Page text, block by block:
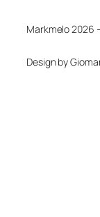
Markmelo 2026
Design by